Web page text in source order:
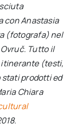
con Anastasia
(fotografa) nel
Tutto il
(testi,
prodotti ed
Chiara